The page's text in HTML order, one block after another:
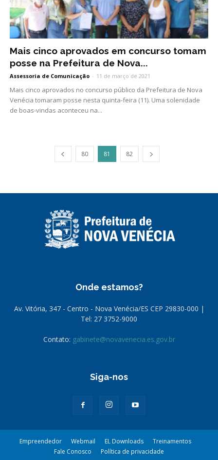
Mais cinco aprovados em concurso tomam
posse na Prefeitura de Nova...
Assessoria de Comunicação - 11 de março de 2021
Mais cinco aprovados no concurso público da Prefeitura de Nova
Venécia tomaram posse nesta quinta-feira (11). Uma solenidade
de boas-vindas aconteceu na...
80 81 82
Onde estamos?
Av. Vitória, 347 - Centro - Nova Venécia/ES CEP 29830-000 |
Tel: 27 3752-9000
Contato: gabinete@novavenecia.es.gov.br
Siga-nos
Empreendedor Webmail EL Downloads
Treinamentos
Fale Conosco
Política de privacidade